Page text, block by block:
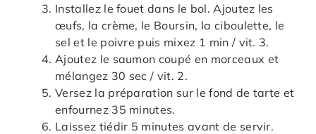
Installez le fouet dans le bol. Ajoutez les
œufs, la crème, le Boursin, la ciboulette, le
sel et le poivre puis mixez 1 min / vit. 3.
Ajoutez le saumon coupé en morceaux et
mélangez 30 sec / vit. 2.
Versez la préparation sur le fond de tarte et
enfournez 35 minutes.
Laissez tiédir 5 minutes avant de servir.